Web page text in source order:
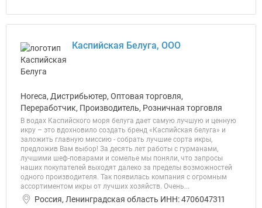
Каспийская Белуга, ООО
Horeca, Дистрибьютер, Оптовая торговля,
Переработчик, Производитель, Розничная торговля
В водах Каспийского моря белуга дает самую лучшую и ценную
икру – это вдохновило создать бренд «Каспийская белуга» и
заложить главную миссию - собрать лучшие сорта икры,
предложив Вам выбор! За десять лет работы с гурманами,
лучшими шеф-поварами и сомелье мы поняли, что запросы
наших покупателей выходят далеко за пределы возможностей
одного производителя. Так появилась компания с огромным
ассортиментом икры от лучших хозяйств. Очень...
Россия, Ленинградская область ИНН: 4706047311